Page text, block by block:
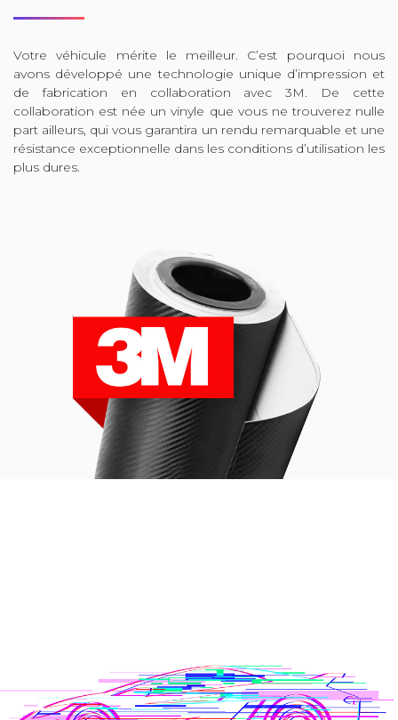
Votre véhicule mérite le meilleur. C’est pourquoi nous
avons développé une technologie unique d’impression et
de fabrication en collaboration avec 3M. De cette
collaboration est née un vinyle que vous ne trouverez nulle
part ailleurs, qui vous garantira un rendu remarquable et une
résistance exceptionnelle dans les conditions d’utilisation les
plus dures.